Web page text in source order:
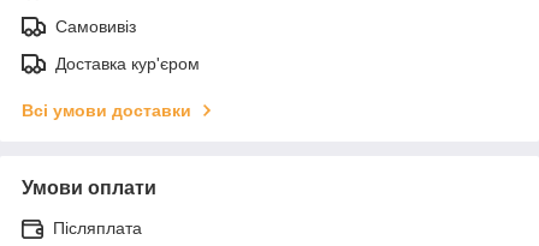
Самовивіз
Доставка кур'єром
Всі умови доставки
Умови оплати
Післяплата